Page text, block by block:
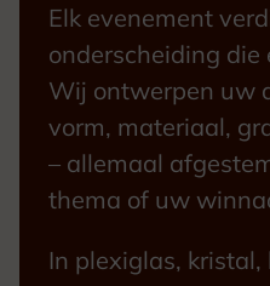
Elk evenement
onderscheiding die
Wij ontwerpen uw
vorm, materiaal,
– allemaal
thema of uw
In plexiglas,